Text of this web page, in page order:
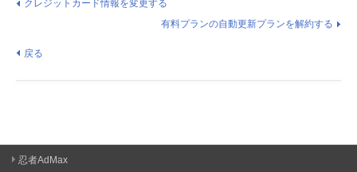
クレジットカード情報を変更する
有料プランの自動更新プランを解約する
戻る
忍者AdMax